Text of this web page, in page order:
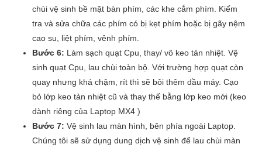
chùi vệ sinh bề mặt bàn phím, các khe cắm phím. Kiểm
tra và sửa chữa các phím có bị kẹt phím hoặc bị gãy nệm
cao su, liệt phím, vênh phím.
Bước 6: Làm sạch quạt Cpu, thay/ vô keo tản nhiệt. Vệ
sinh quạt Cpu, lau chùi toàn bộ. Với trường hợp quạt còn
quay nhưng khá chậm, rít thì sẽ bôi thêm dầu máy. Cạo
bỏ lớp keo tản nhiệt cũ và thay thế bằng lớp keo mới (keo
dành riêng của Laptop MX4 )
Bước 7: Vệ sinh lau màn hình, bên phía ngoài Laptop.
Chúng tôi sẽ sử dụng dung dịch vệ sinh để lau chùi màn